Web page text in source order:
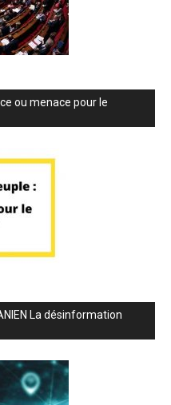
ou menace pour le
La désinformation